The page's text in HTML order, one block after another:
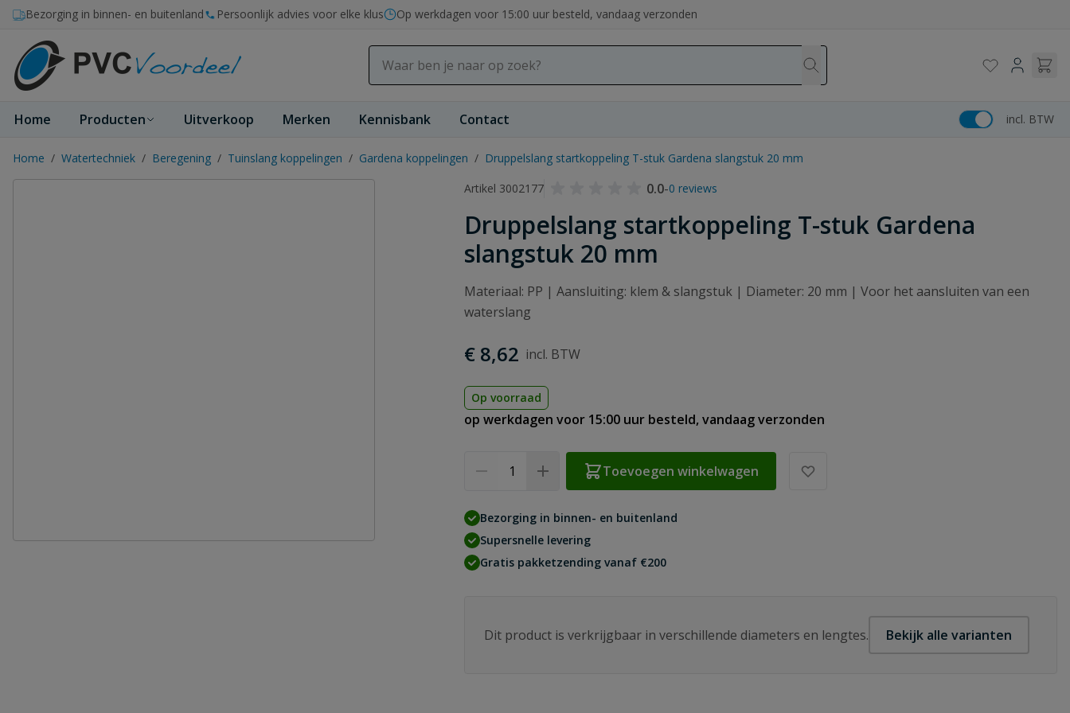
Ga naar de inhoud
Bezorging in binnen- en buitenland Persoonlijk advies voor elke klus Op werkdagen voor 15:00 uur besteld, vandaag verzonden
Home Producten Uitverkoop Merken Kennisbank Contact incl. BTW
Home / Watertechniek / Beregening / Tuinslang koppelingen / Gardena koppelingen / Druppelslang startkoppeling T-stuk Gardena slangstuk 20 mm
Artikel 3002177
0.0-0 reviews
Druppelslang startkoppeling T-stuk Gardena
slangstuk 20 mm
Materiaal: PP | Aansluiting: klem & slangstuk | Diameter: 20 mm | Voor het aansluiten van een
waterslang
€ 8,62
Op voorraad
op werkdagen voor 15:00 uur besteld, vandaag verzonden
Toevoegen winkelwagen
Bezorging in binnen- en buitenland
Supersnelle levering
Gratis pakketzending vanaf €200
Dit product is verkrijgbaar in verschillende diameters en lengtes. Bekijk alle varianten